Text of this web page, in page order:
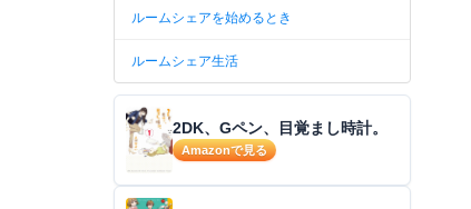
ルームシェアを始めるとき
ルームシェア生活
2DK、Gペン、目覚まし時計。
Amazonで見る